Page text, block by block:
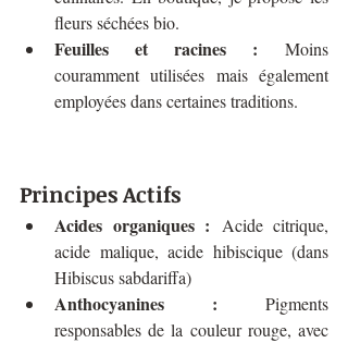
fleurs séchées bio.
Feuilles et racines : Moins
couramment utilisées mais également
employées dans certaines traditions.
Principes Actifs
Acides organiques : Acide citrique,
acide malique, acide hibiscique (dans
Hibiscus sabdariffa)
Anthocyanines : Pigments
responsables de la couleur rouge, avec